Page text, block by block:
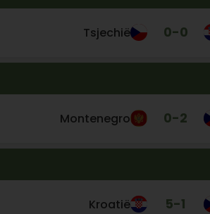
Tsjechië 0-0
Montenegro 0-2
Kroatië 5-1